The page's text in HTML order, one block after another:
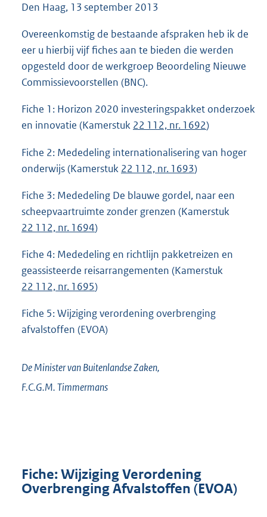
Den Haag, 13 september 2013
Overeenkomstig de bestaande afspraken heb ik de
eer u hierbij vijf fiches aan te bieden die werden
opgesteld door de werkgroep Beoordeling Nieuwe
Commissievoorstellen (BNC).
Fiche 1: Horizon 2020 investeringspakket onderzoek
en innovatie (Kamerstuk 22 112, nr. 1692)
Fiche 2: Mededeling internationalisering van hoger
onderwijs (Kamerstuk 22 112, nr. 1693)
Fiche 3: Mededeling De blauwe gordel, naar een
scheepvaartruimte zonder grenzen (Kamerstuk
22 112, nr. 1694)
Fiche 4: Mededeling en richtlijn pakketreizen en
geassisteerde reisarrangementen (Kamerstuk
22 112, nr. 1695)
Fiche 5: Wijziging verordening overbrenging
afvalstoffen (EVOA)
De Minister van Buitenlandse Zaken,
F.C.G.M.Timmermans
Fiche: Wijziging Verordening
Overbrenging Afvalstoffen (EVOA)